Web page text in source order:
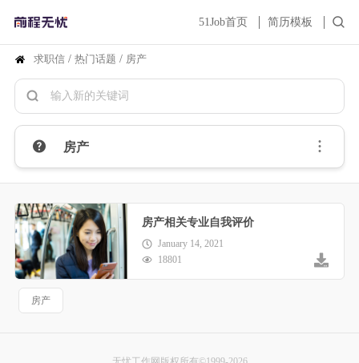
51Job首页 简历模板
求职信 / 热门话题 / 房产
房产
房产相关专业自我评价
January 14, 2021
18801
房产